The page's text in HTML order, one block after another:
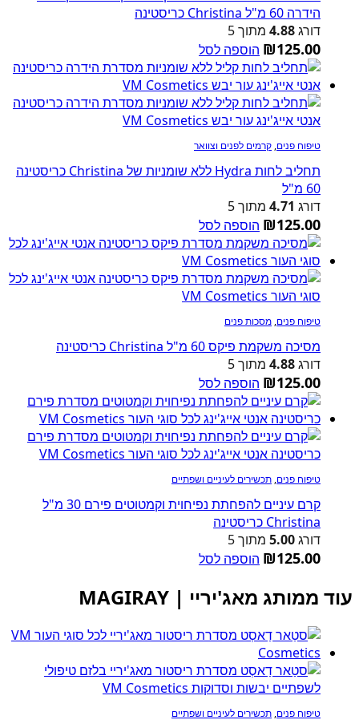
הידרה 60 מ"ל Christina כריסטינה
דורג4.88 מתוך 5
₪125.00 הוספה לסל
טיפוח פנים, קרמים לפנים וצוואר
תחליב לחות Hydra ללא שומניות של Christina כריסטינה
60 מ"ל
דורג 4.71 מתוך 5
₪125.00 הוספה לסל
טיפוח פנים, מסכות פנים
מסיכה משקמת פיקס 60 מ"ל Christina כריסטינה
דורג4.88 מתוך 5
₪125.00 הוספה לסל
טיפוח פנים, תכשירים לעיניים ושפתיים
קרם עיניים להפחתת נפיחוית וקמטוטים פירם 30 מ"ל
Christina כריסטינה
דורג5.00 מתוך 5
₪125.00 הוספה לסל
עוד ממותג מאג'יריי | MAGIRAY
טיפוח פנים, תכשירים לעיניים ושפתיים